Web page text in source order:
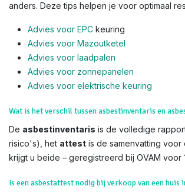
anders. Deze tips helpen je voor optimaal
Advies voor EPC keuring
Advies voor Mazoutketel
Advies voor laadpalen
Advies voor zonnepanelen
Advies voor elektrische keuring
Wat is het verschil tussen asbestinventaris en
De asbestinventaris is de volledige
risico's), het attest is de samenvatting voor
krijgt u beide – geregistreerd bij OVAM voor
Is een asbestattest nodig bij verkoop van een huis